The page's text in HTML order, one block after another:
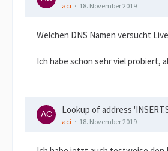
aci 18. November 2019
Welchen DNS Namen versucht
Ich habe schon sehr viel probiert,
Lookup of address
aci 18. November 2019